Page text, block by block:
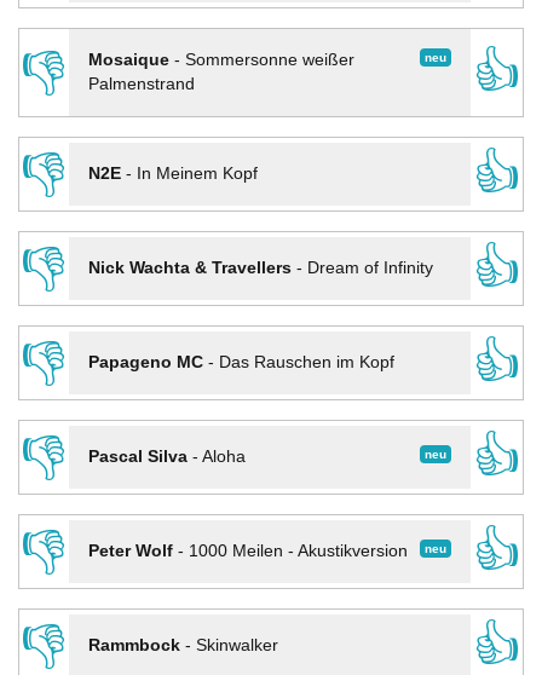
👎
neu
Mosaique- Sommersonne weißer
Palmenstrand
👍
👎
N2E- In Meinem Kopf
👍
👎
Nick Wachta & Travellers- Dream of Infinity
👍
👎
Papageno MC- Das Rauschen im Kopf
👍
👎
neu
Pascal Silva- Aloha
👍
👎
neu
Peter Wolf- 1000 Meilen - Akustikversion
👍
👎
Rammbock- Skinwalker
👍